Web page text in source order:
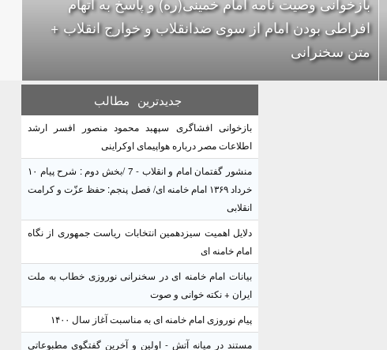
افراطی بودن امام از سوی ضدانقلاب و خوارج انقلاب +
متن سخنرانی
جدیدترین مطالب
بازخوانی افشاگری سپهبد محمود منصور افسر ارشد
اطلاعات مصر درباره هواپیمای اوکراینی
منشور گفتمان امام و انقلاب - 7 /بخش دوم : شرح پیام ۱۰
خرداد ۱۳۶۹ امام خامنه ای/ فصل پنجم: حفظ عزّت و کرامت
انقلابی
دلایل اهمیت سیزدهمین انتخابات ریاست جمهوری از نگاه
امام خامنه ای
بیانات امام خامنه ای در سخنرانی نوروزی خطاب به ملت
ایران + نکته خوانی و صوت
پیام نوروزی امام خامنه ای به مناسبت آغاز سال ۱۴۰۰
مستند در میانه آتش - اولین و آخرین گفتگوی مطبوعاتی